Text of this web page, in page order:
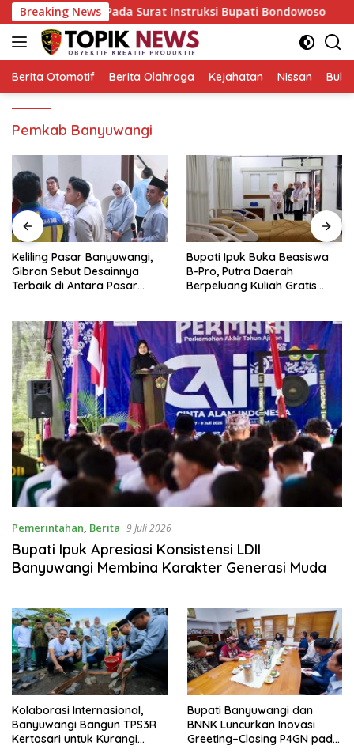
Langsung
ke
konten
Breaking News
Pada Surat Instruksi Bupati Bondowoso
Berita Otomotif Berita Olahraga Kejahatan Nissan
Pemkab Banyuwangi
Keliling Pasar Banyuwangi,
Gibran Sebut Desainnya
Terbaik di Antara Pasar
Bupati Ipuk Buka Beasiswa
B-Pro, Putra Daerah
Berpeluang Kuliah Gratis
Pemerintahan, Berita 9 Juli 2026
Bupati Ipuk Apresiasi Konsistensi LDII
Banyuwangi Membina Karakter Generasi Muda
Kolaborasi Internasional,
Banyuwangi Bangun TPS3R
Kertosari untuk Kurangi
Bupati Banyuwangi dan
BNNK Luncurkan Inovasi
Greeting–Closing P4GN pada